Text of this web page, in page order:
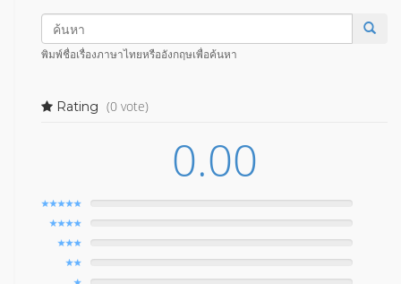
พิมพ์ชื่อเรื่องภาษาไทยหรืออังกฤษเพื่อค้นหา
Rating (0 vote)
0.00